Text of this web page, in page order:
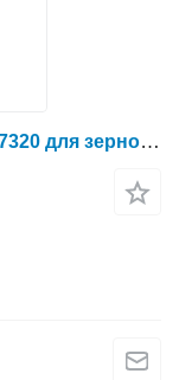
Подбарабанье PW Group 8010 84247320 для зерноуборочного комбайна